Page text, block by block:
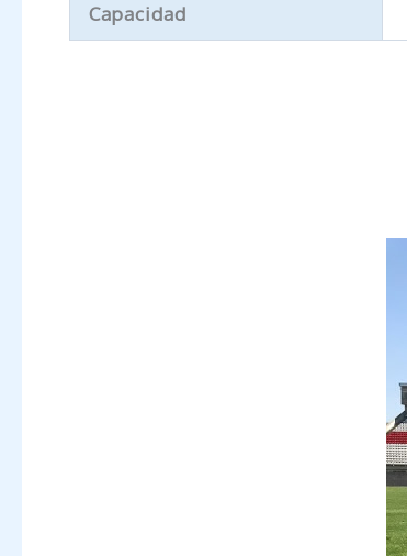
Capacidad